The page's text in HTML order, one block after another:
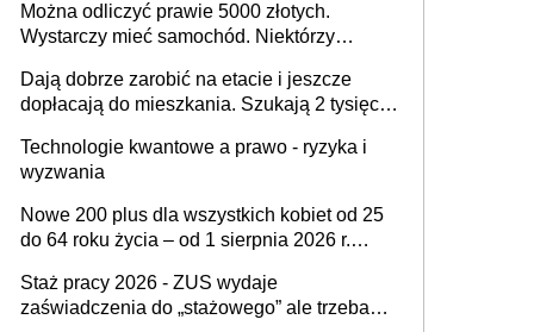
Można odliczyć prawie 5000 złotych.
Wystarczy mieć samochód. Niektórzy
skarbówką
Dają dobrze zarobić na etacie i jeszcze
dopłacają do mieszkania. Szukają 2 tysięcy
Technologie kwantowe a prawo - ryzyka i
wyzwania
Nowe 200 plus dla wszystkich kobiet od 25
do 64 roku życia – od 1 sierpnia 2026 r.
programu rządowego
Staż pracy 2026 - ZUS wydaje
zaświadczenia do „stażowego” ale trzeba